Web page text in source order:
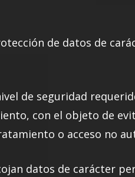
de datos de
de seguridad
con el objeto de
o acceso no
datos de carácter